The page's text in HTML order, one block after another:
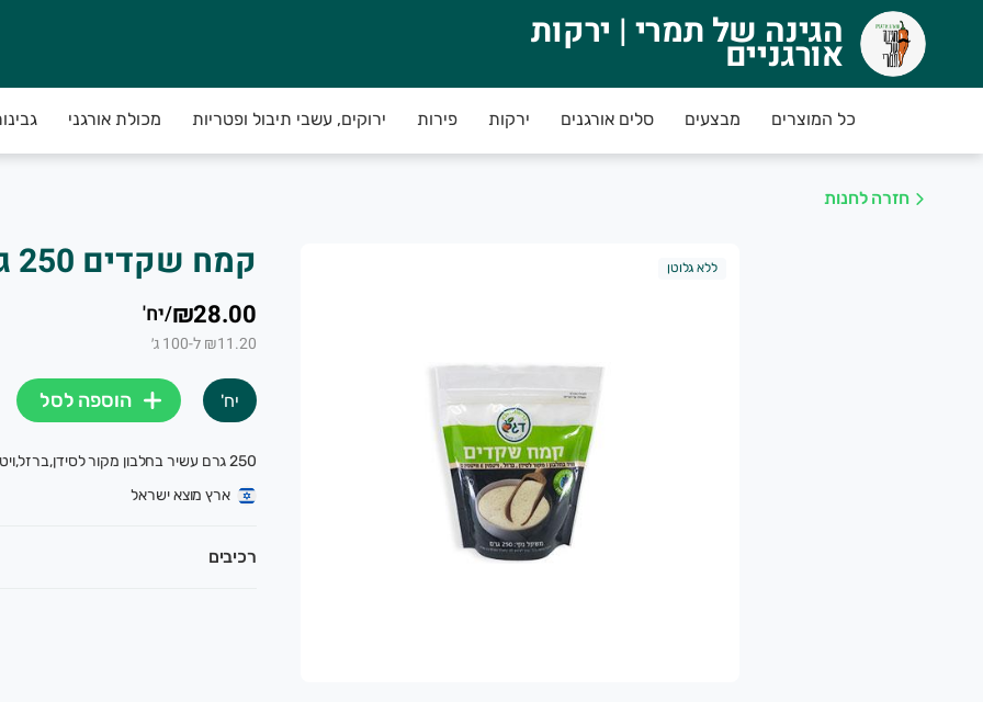
הגינה של תמרי | ירקות אורגניים
שמחים שבחרתם כחול לבן !בנו ובחקלאים האזוריים העובדים איתנו לספק לכם את הירקות באיכות הגבוה
הגינה של תמרי | ירקות
אורגניים
כל המוצרים מבצעים סלים אורגנים ירקות פירות ירוקים, עשבי תיבול ופטריות מכולת אורגני
חזרה לחנות
ללא גלוטן קמח שקדים 250 גרם דגש
₪28.00
/יח'
₪11.20 ל-100 ג׳
יח' הוספה לסל
250 גרם עשיר בחלבון מקור לסידן,ברזל,ויטמין E וויטמין B2
ארץ מוצא ישראל
רכיבים